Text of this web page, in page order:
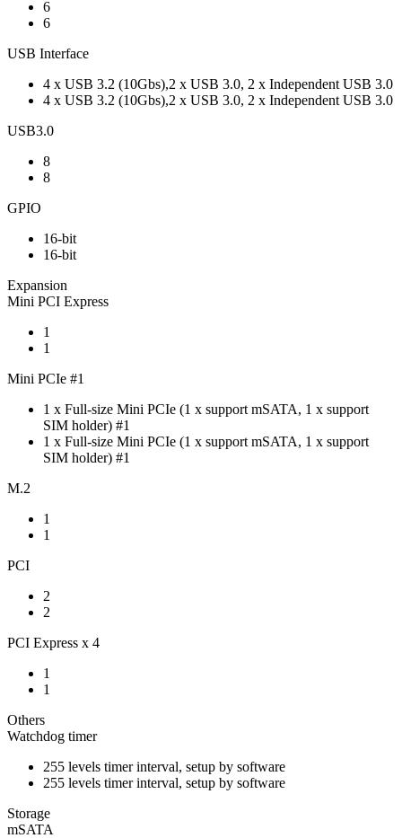
6
6
USB Interface
4 x USB 3.2 (10Gbs),2 x USB 3.0, 2 x Independent USB 3.0
4 x USB 3.2 (10Gbs),2 x USB 3.0, 2 x Independent USB 3.0
USB3.0
8
8
GPIO
16-bit
16-bit
Expansion
Mini PCI Express
1
1
Mini PCIe #1
1 x Full-size Mini PCIe (1 x support mSATA, 1 x support
SIM holder) #1
1 x Full-size Mini PCIe (1 x support mSATA, 1 x support
SIM holder) #1
M.2
1
1
PCI
2
2
PCI Express x 4
1
1
Others
Watchdog timer
255 levels timer interval, setup by software
255 levels timer interval, setup by software
Storage
mSATA